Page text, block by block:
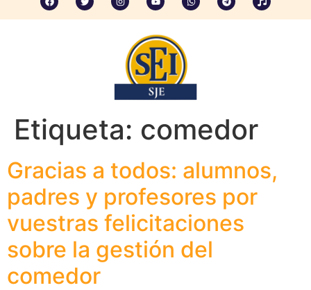
Etiqueta: comedor
Gracias a todos: alumnos,
padres y profesores por
vuestras felicitaciones
sobre la gestión del
comedor